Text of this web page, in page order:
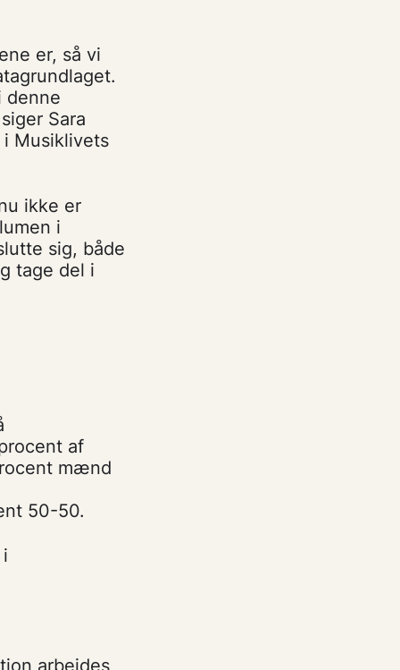
er, så vi
denne
Sara
Musiklivets
ikke er
i
sig, både
tage del i
af
mænd
50-50.
arbejdes